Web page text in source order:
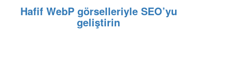
Hafif WebP görselleriyle SEO’yu
geliştirin